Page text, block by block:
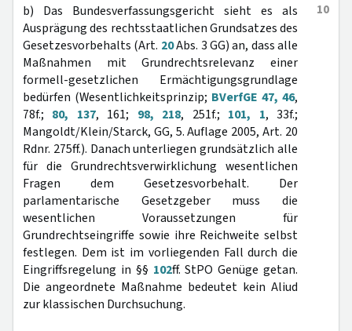
10
b) Das Bundesverfassungsgericht sieht es als
Ausprägung des rechtsstaatlichen Grundsatzes des
Gesetzesvorbehalts (Art. 20Abs. 3 GG) an, dass alle
Maßnahmen mit Grundrechtsrelevanz einer
formell-gesetzlichen Ermächtigungsgrundlage
bedürfen (Wesentlichkeitsprinzip; BVerfGE 47, 46,
78f.; 80, 137, 161; 98, 218, 251f.; 101, 1, 33f.;
Mangoldt/Klein/Starck, GG, 5. Auflage 2005, Art. 20
Rdnr. 275ff.). Danach unterliegen grundsätzlich alle
für die Grundrechtsverwirklichung wesentlichen
Fragen dem Gesetzesvorbehalt. Der
parlamentarische Gesetzgeber muss die
wesentlichen Voraussetzungen für
Grundrechtseingriffe sowie ihre Reichweite selbst
festlegen. Dem ist im vorliegenden Fall durch die
Eingriffsregelung in §§ 102ff. StPO Genüge getan.
Die angeordnete Maßnahme bedeutet kein Aliud
zur klassischen Durchsuchung.